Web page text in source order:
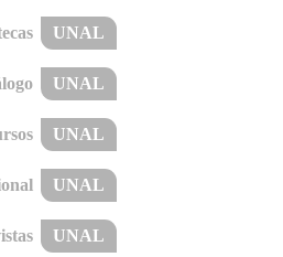
UNAL
UNAL
UNAL
UNAL
UNAL